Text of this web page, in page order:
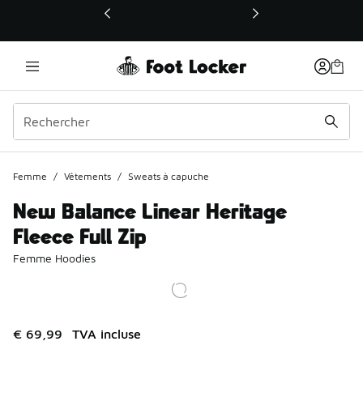
Ce lien ouvrira une nouvelle fenêtre
Femme / Vêtements / Sweats à capuche
New Balance Linear Heritage
Fleece Full Zip
Femme Hoodies
€ 69,99 TVA incluse